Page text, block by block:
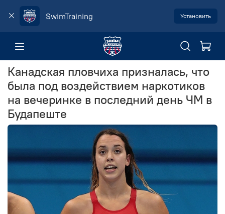
SwimTraining Установить
Канадская пловчиха призналась, что
была под воздействием наркотиков
на вечеринке в последний день ЧМ в
Будапеште